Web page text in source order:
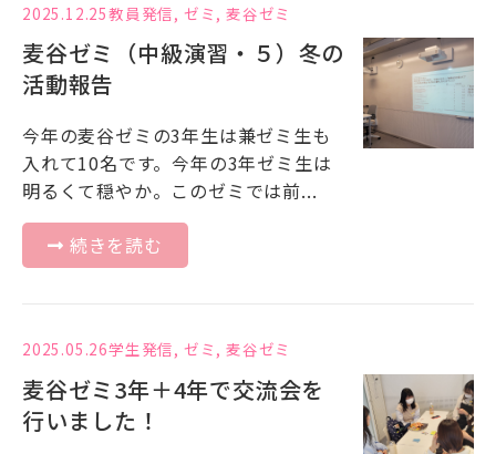
2025.12.25教員発信, ゼミ ,麦谷ゼミ
麦谷ゼミ（中級演習・５）冬の
活動報告
今年の麦谷ゼミの3年生は兼ゼミ生も
入れて10名です。今年の3年ゼミ生は
明るくて穏やか。このゼミでは前...
続きを読む
2025.05.26学生発信, ゼミ ,麦谷ゼミ
麦谷ゼミ3年＋4年で交流会を
行いました！